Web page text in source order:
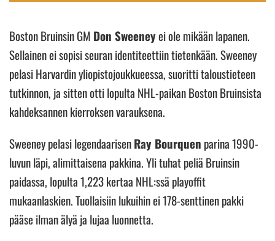
Boston Bruinsin GM Don Sweeneyei ole mikään lapanen.
Sellainen ei sopisi seuran identiteettiin tietenkään. Sweeney
pelasi Harvardin yliopistojoukkueessa, suoritti taloustieteen
tutkinnon, ja sitten otti lopulta NHL-paikan Boston Bruinsista
kahdeksannen kierroksen varauksena.
Sweeney pelasi legendaarisenRay Bourquen parina 1990-
luvun läpi, alimittaisena pakkina. Yli tuhat peliä Bruinsin
paidassa, lopulta 1,223 kertaa NHL:ssä playoffit
mukaanlaskien. Tuollaisiin lukuihin ei 178-senttinen pakki
pääse ilman älyä ja lujaa luonnetta.